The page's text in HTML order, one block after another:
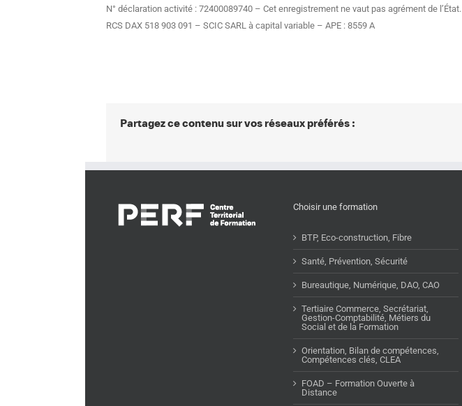
N° déclaration activité : 72400089740 – Cet enregistrement ne vaut pas agrément de l’État.
RCS DAX 518 903 091 – SCIC SARL à capital variable – APE : 8559 A
Partagez ce contenu sur vos réseaux préférés :
Choisir une formation
BTP, Eco-construction, Fibre
Santé, Prévention, Sécurité
Bureautique, Numérique, DAO, CAO
Tertiaire Commerce, Secrétariat,
Gestion-Comptabilité, Métiers du
Social et de la Formation
Orientation, Bilan de compétences,
Compétences clés, CLEA
FOAD – Formation Ouverte à
Distance